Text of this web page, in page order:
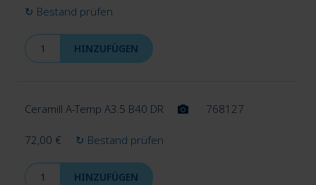
↻ Bestand prüfen
HINZUFÜGEN
Ceramill A-Temp A3.5 B40 DR 768127
72,00 € ↻ Bestand prüfen
HINZUFÜGEN